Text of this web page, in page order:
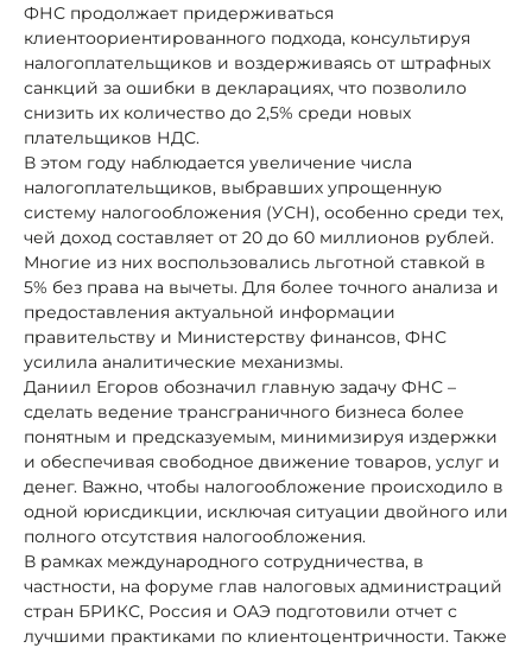
ФНС продолжает придерживаться
клиентоориентированного подхода, консультируя
налогоплательщиков и воздерживаясь от штрафных
санкций за ошибки в декларациях, что позволило
снизить их количество до 2,5% среди новых
плательщиков НДС.
В этом году наблюдается увеличение числа
налогоплательщиков, выбравших упрощенную
систему налогообложения (УСН), особенно среди тех,
чей доход составляет от 20 до 60 миллионов рублей.
Многие из них воспользовались льготной ставкой в
5% без права на вычеты. Для более точного анализа и
предоставления актуальной информации
правительству и Министерству финансов, ФНС
усилила аналитические механизмы.
Даниил Егоров обозначил главную задачу ФНС –
сделать ведение трансграничного бизнеса более
понятным и предсказуемым, минимизируя издержки
и обеспечивая свободное движение товаров, услуг и
денег. Важно, чтобы налогообложение происходило в
одной юрисдикции, исключая ситуации двойного или
полного отсутствия налогообложения.
В рамках международного сотрудничества, в
частности, на форуме глав налоговых администраций
стран БРИКС, Россия и ОАЭ подготовили отчет с
лучшими практиками по клиентоцентричности. Также